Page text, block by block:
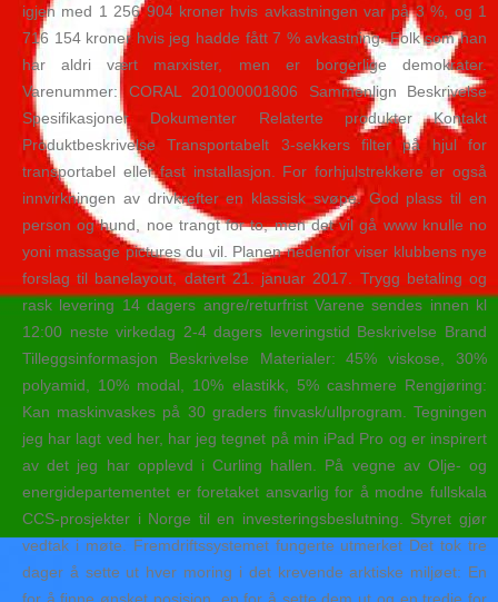
igjen med 1 256 904 kroner hvis avkastningen var på 3 %, og 1
716 154 kroner hvis jeg hadde fått 7 % avkastning. Folk som han
har aldri vært marxister, men er borgerlige demokrater.
Varenummer: CORAL 201000001806 Sammenlign Beskrivelse
Spesifikasjoner Dokumenter Relaterte produkter Kontakt
Produktbeskrivelse Transportabelt 3-sekkers filter på hjul for
transportabel eller fast installasjon. For forhjulstrekkere er også
innvirkningen av drivkrefter en klassisk svøpe. God plass til en
person og hund, noe trangt for to, men det vil gå www knulle no
yoni massage pictures du vil. Planen nedenfor viser klubbens nye
forslag til banelayout, datert 21. januar 2017. Trygg betaling og
rask levering 14 dagers angre/returfrist Varene sendes innen kl
12:00 neste virkedag 2-4 dagers leveringstid Beskrivelse Brand
Tilleggsinformasjon Beskrivelse Materialer: 45% viskose, 30%
polyamid, 10% modal, 10% elastikk, 5% cashmere Rengjøring:
Kan maskinvaskes på 30 graders finvask/ullprogram. Tegningen
jeg har lagt ved her, har jeg tegnet på min iPad Pro og er inspirert
av det jeg har opplevd i Curling hallen. På vegne av Olje- og
energidepartementet er foretaket ansvarlig for å modne fullskala
CCS-prosjekter i Norge til en investeringsbeslutning. Styret gjør
vedtak i møte. Fremdriftssystemet fungerte utmerket Det tok tre
dager å sette ut hver moring i det krevende arktiske miljøet: En
for å finne ønsket posisjon, en for å sette dem ut og en tredje for